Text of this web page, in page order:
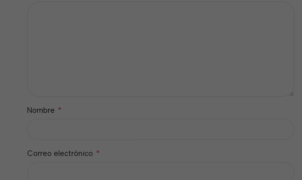
Nombre *
Correo electrónico *